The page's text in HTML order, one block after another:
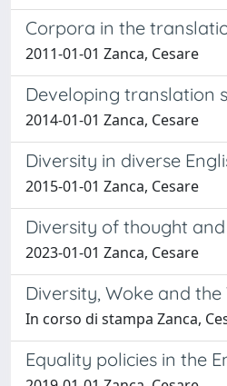
Corpora in the
2011-01-01 Zanca, Cesare
Developing translation
2014-01-01 Zanca, Cesare
Diversity in diverse
2015-01-01 Zanca, Cesare
Diversity of thought
2023-01-01 Zanca, Cesare
Diversity, Woke and
In corso di stampa Zanca,
Equality policies in the